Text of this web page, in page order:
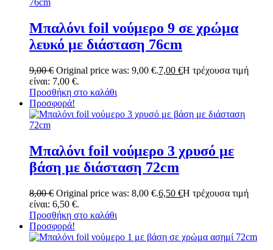
Μπαλόνι foil νούμερο 9 σε χρώμα
λευκό με διάσταση 76cm
9,00€ Original price was: 9,00 €.7,00 €Η τρέχουσα τιμή
είναι: 7,00 €.
Προσθήκη στο καλάθι
Προσφορά!
Μπαλόνι foil νούμερο 3 χρυσό με
βάση με διάσταση 72cm
8,00€ Original price was: 8,00 €.6,50 €Η τρέχουσα τιμή
είναι: 6,50 €.
Προσθήκη στο καλάθι
Προσφορά!